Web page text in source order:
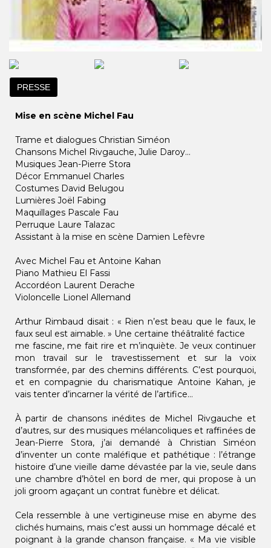
PRESSE
Mise en scène Michel Fau
Trame et dialogues Christian Siméon
Chansons Michel Rivgauche, Julie Daroy...
Musiques Jean-Pierre Stora
Décor Emmanuel Charles
Costumes David Belugou
Lumières Joël Fabing
Maquillages Pascale Fau
Perruque Laure Talazac
Assistant à la mise en scène Damien Lefèvre
Avec Michel Fau et Antoine Kahan
Piano Mathieu El Fassi
Accordéon Laurent Derache
Violoncelle Lionel Allemand
Arthur Rimbaud disait : « Rien n’est beau que le faux, le
faux seul est aimable. » Une certaine théâtralité factice
me fascine, me fait rire et m’inquiète. Je veux continuer
mon travail sur le travestissement et sur la voix
transformée, par des chemins différents. C’est pourquoi,
et en compagnie du charismatique Antoine Kahan, je
vais tenter d’incarner la vérité de l’artifice…
À partir de chansons inédites de Michel Rivgauche et
d’autres, sur des musiques mélancoliques et raffinées de
Jean-Pierre Stora, j’ai demandé à Christian Siméon
d’inventer un conte maléfique et pathétique : l’étrange
histoire d’une vieille dame dévastée par la vie, seule dans
une chambre d’hôtel en bord de mer, qui propose à un
joli groom agaçant un contrat funèbre et délicat.
Cela ressemble à une vertigineuse mise en abyme des
clichés humains, mais c’est aussi un hommage décalé et
poignant à la grande chanson française. « Ma vie visible